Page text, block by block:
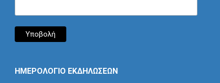
ΗΜΕΡΟΛΟΓΙΟ ΕΚΔΗΛΩΣΕΩΝ